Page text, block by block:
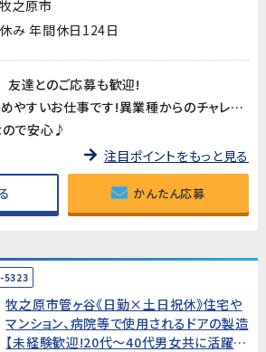
之原市
み 年間休日124日
達とのご応募も歓迎!
未経験からでも始めやすいお仕事です!異業種からのチャレンジもお待ちしております!
で安心♪
注目ポイントをもっと見る
かんたん応募
5323
牧之原市管ヶ谷《日勤×土日祝休》住宅や
マンション、病院等で使用されるドアの製造
【未経験歓迎!20代～40代男女共に活躍